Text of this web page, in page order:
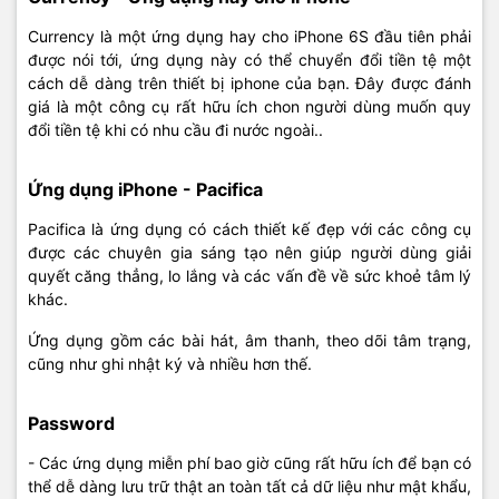
Currency là một ứng dụng hay cho iPhone 6S đầu tiên phải
được nói tới, ứng dụng này có thể chuyển đổi tiền tệ một
cách dễ dàng trên thiết bị iphone của bạn. Đây được đánh
giá là một công cụ rất hữu ích chon người dùng muốn quy
đổi tiền tệ khi có nhu cầu đi nước ngoài..
Ứng dụng iPhone - Pacifica
Pacifica là ứng dụng có cách thiết kế đẹp với các công cụ
được các chuyên gia sáng tạo nên giúp người dùng giải
quyết căng thẳng, lo lắng và các vấn đề về sức khoẻ tâm lý
khác.
Ứng dụng gồm các bài hát, âm thanh, theo dõi tâm trạng,
cũng như ghi nhật ký và nhiều hơn thế.
Password
- Các ứng dụng miễn phí bao giờ cũng rất hữu ích để bạn có
thể dễ dàng lưu trữ thật an toàn tất cả dữ liệu như mật khẩu,